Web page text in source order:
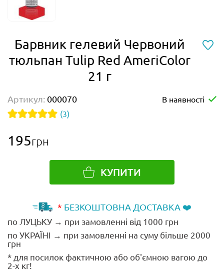
Барвник гелевий Червоний
тюльпан Tulip Red AmeriColor
21 г
Артикул: 000070
В наявності
(3)
195грн
КУПИТИ
* БЕЗКОШТОВНА ДОСТАВКА ❤️
по ЛУЦЬКУ → при замовленні від 1000 грн
по УКРАЇНІ → при замовленні на суму більше 2000
грн
* для посилок фактичною або об'ємною вагою до
2-х кг!